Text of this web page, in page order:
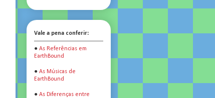
Vale a pena conferir:
● As Referências em
EarthBound
● As Músicas de
EarthBound
● As Diferenças entre